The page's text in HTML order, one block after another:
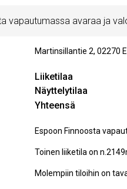
vapautumassa avaraa ja
Martinsillantie 2, 02270
Liiketilaa
Näyttelytilaa
Yhteensä
Espoon Finnoosta
Toinen liiketila on
Molempiin tiloihin on